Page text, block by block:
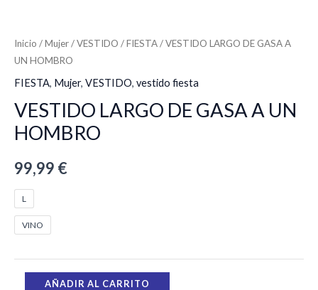
Inicio /Mujer/VESTIDO /FIESTA/ VESTIDO LARGO DE GASA A
UN HOMBRO
FIESTA, Mujer, VESTIDO, vestido fiesta
VESTIDO LARGO DE GASA A UN
HOMBRO
99,99 €
L
VINO
cantidad
AÑADIR AL CARRITO